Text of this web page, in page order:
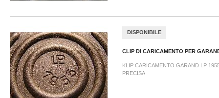
DISPONIBILE
CLIP DI CARICAMENTO PER
KLIP CARICAMENTO GARAND LP
PRECISA